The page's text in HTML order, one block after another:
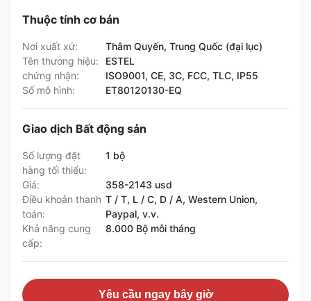
Thuộc tính cơ bản
Nơi xuất xứ:
Thâm Quyến, Trung Quốc (đại lục)
Tên thương hiệu:
ESTEL
chứng nhận:
ISO9001, CE, 3C, FCC, TLC, IP55
Số mô hình:
ET80120130-EQ
Giao dịch Bất động sản
Số lượng đặt
hàng tối thiểu:
1 bộ
Giá:
358-2143 usd
Điều khoản thanh
toán:
T / T, L / C, D / A, Western Union,
Paypal, v.v.
Khả năng cung
cấp:
8.000 Bộ mỗi tháng
Yêu cầu ngay bây giờ